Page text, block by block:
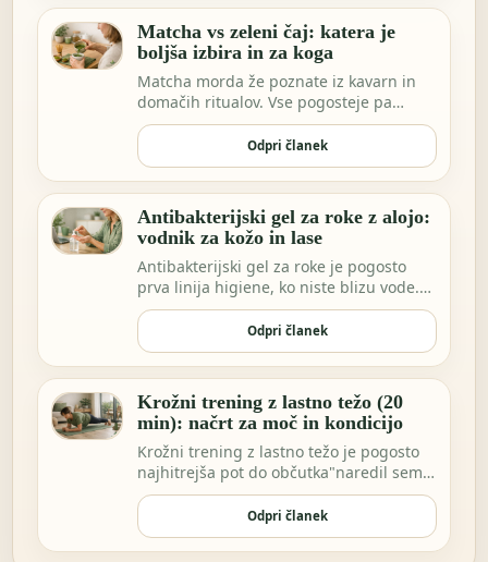
Matcha vs zeleni čaj: katera je
boljša izbira in za koga
Matcha morda že poznate iz kavarn in
domačih ritualov. Vse pogosteje pa
vidimo ekstrakt…
Odpri članek
Antibakterijski gel za roke z alojo:
vodnik za kožo in lase
Antibakterijski gel za roke je pogosto
prva linija higiene, ko niste blizu vode.
Morda …
Odpri članek
Krožni trening z lastno težo (20
min): načrt za moč in kondicijo
Krožni trening z lastno težo je pogosto
najhitrejša pot do občutka"naredil sem
nekaj za…
Odpri članek